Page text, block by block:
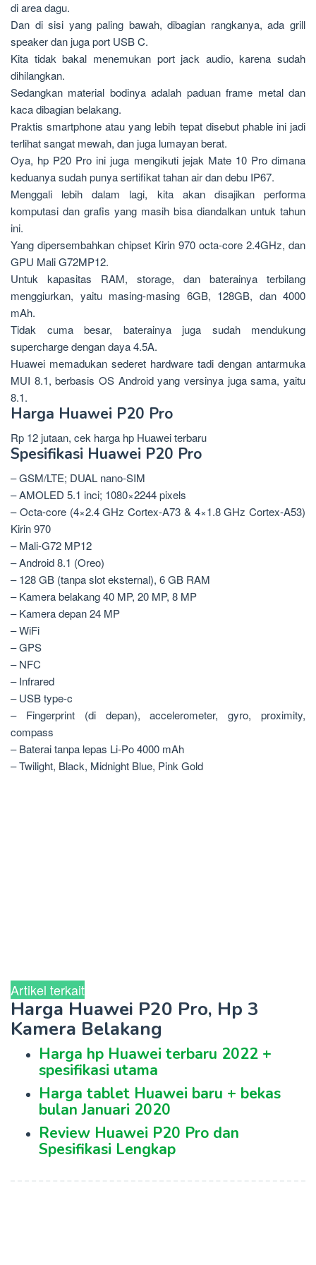
di area dagu.
Dan di sisi yang paling bawah, dibagian rangkanya, ada grill
speaker dan juga port USB C.
Kita tidak bakal menemukan port jack audio, karena sudah
dihilangkan.
Sedangkan material bodinya adalah paduan frame metal dan
kaca dibagian belakang.
Praktis smartphone atau yang lebih tepat disebut phable ini jadi
terlihat sangat mewah, dan juga lumayan berat.
Oya, hp P20 Pro ini juga mengikuti jejak Mate 10 Pro dimana
keduanya sudah punya sertifikat tahan air dan debu IP67.
Menggali lebih dalam lagi, kita akan disajikan performa
komputasi dan grafis yang masih bisa diandalkan untuk tahun
ini.
Yang dipersembahkan chipset Kirin 970 octa-core 2.4GHz, dan
GPU Mali G72MP12.
Untuk kapasitas RAM, storage, dan baterainya terbilang
menggiurkan, yaitu masing-masing 6GB, 128GB, dan 4000
mAh.
Tidak cuma besar, baterainya juga sudah mendukung
supercharge dengan daya 4.5A.
Huawei memadukan sederet hardware tadi dengan antarmuka
MUI 8.1, berbasis OS Android yang versinya juga sama, yaitu
8.1.
Harga Huawei P20 Pro
Rp 12 jutaan, cek harga hp Huawei terbaru
Spesifikasi Huawei P20 Pro
– GSM/LTE; DUAL nano-SIM
– AMOLED 5.1 inci; 1080×2244 pixels
– Octa-core (4×2.4 GHz Cortex-A73 & 4×1.8 GHz Cortex-A53)
Kirin 970
– Mali-G72 MP12
– Android 8.1 (Oreo)
– 128 GB (tanpa slot eksternal), 6 GB RAM
– Kamera belakang 40 MP, 20 MP, 8 MP
– Kamera depan 24 MP
– WiFi
– GPS
– NFC
– Infrared
– USB type-c
– Fingerprint (di depan), accelerometer, gyro, proximity,
compass
– Baterai tanpa lepas Li-Po 4000 mAh
– Twilight, Black, Midnight Blue, Pink Gold
Artikel terkait
Harga Huawei P20 Pro, Hp 3
Kamera Belakang
Harga hp Huawei terbaru 2022 +
spesifikasi utama
Harga tablet Huawei baru + bekas
bulan Januari 2020
Review Huawei P20 Pro dan
Spesifikasi Lengkap